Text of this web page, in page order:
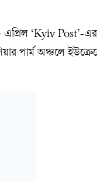
এপ্রিল ‘Kyiv Post’-
পার্ম অঞ্চলে